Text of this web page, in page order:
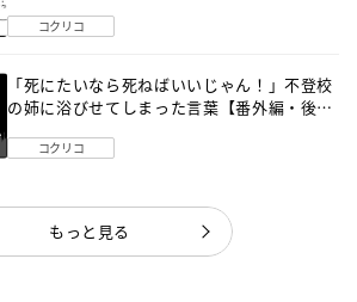
コクリコ
「死にたいなら死ねばいいじゃん！」不登校
の姉に浴びせてしまった言葉【番外編・後
コクリコ
もっと見る